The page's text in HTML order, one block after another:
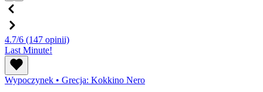
4.7/6 (147 opinii)
Last Minute!
Wypoczynek • Grecja: Kokkino Nero